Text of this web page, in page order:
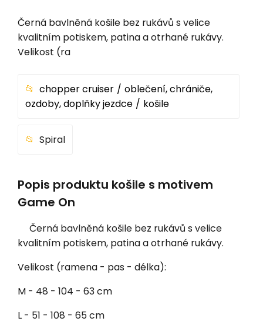
Černá bavlněná košile bez rukávů s velice
kvalitním potiskem, patina a otrhané rukávy.
Velikost (ra
chopper cruiser
oblečení, chrániče,
ozdoby, doplňky jezdce
košile
Spiral
Popis produktu košile s motivem
Game On
Černá bavlněná košile bez rukávů s velice
kvalitním potiskem, patina a otrhané rukávy.
Velikost (ramena - pas - délka):
M - 48 - 104 - 63 cm
L - 51 - 108 - 65 cm